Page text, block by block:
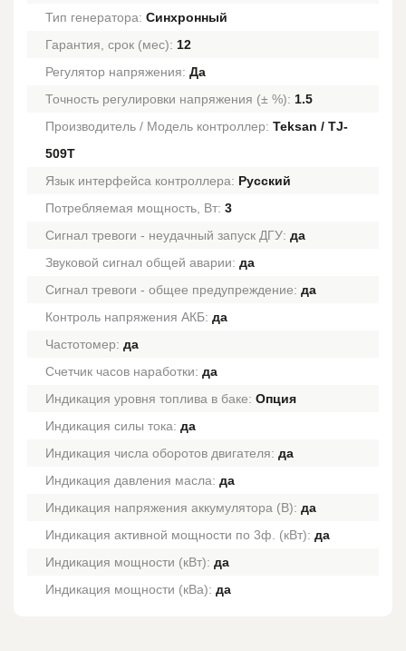
Тип генератора: Синхронный
Гарантия, срок (мес): 12
Регулятор напряжения: Да
Точность регулировки напряжения (± %): 1.5
Производитель / Модель контроллер: Teksan / TJ-
509T
Язык интерфейса контроллера: Русский
Потребляемая мощность, Вт: 3
Сигнал тревоги - неудачный запуск ДГУ: да
Звуковой сигнал общей аварии: да
Сигнал тревоги - общее предупреждение: да
Контроль напряжения АКБ: да
Частотомер: да
Счетчик часов наработки: да
Индикация уровня топлива в баке: Опция
Индикация силы тока: да
Индикация числа оборотов двигателя: да
Индикация давления масла: да
Индикация напряжения аккумулятора (В): да
Индикация активной мощности по 3ф. (кВт): да
Индикация мощности (кВт): да
Индикация мощности (кВа): да